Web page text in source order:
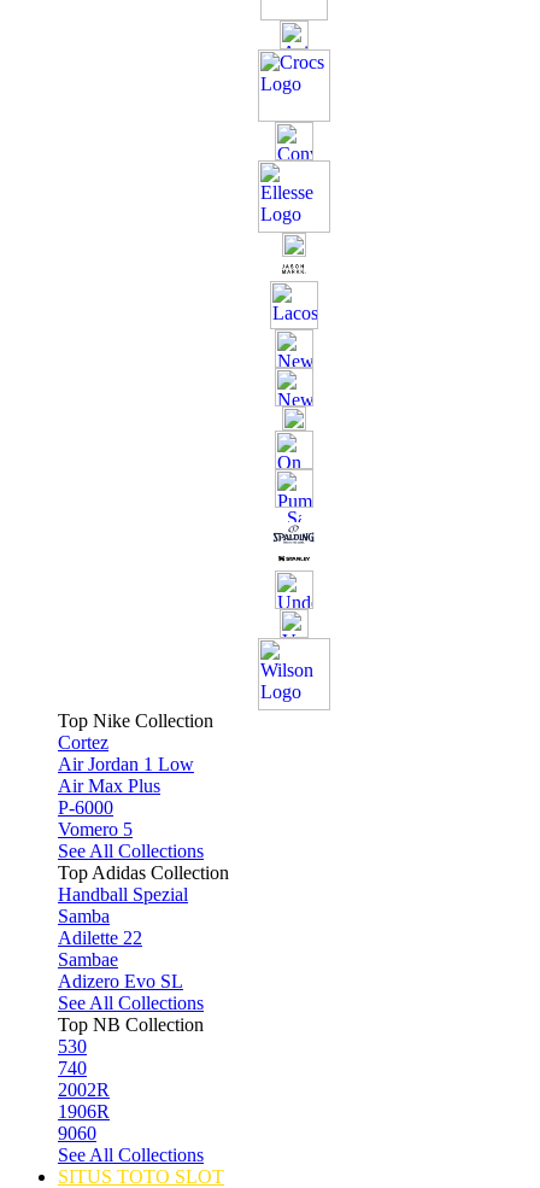
Top Nike Collection
Cortez
Air Jordan 1 Low
Air Max Plus
P-6000
Vomero 5
See All Collections
Top Adidas Collection
Handball Spezial
Samba
Adilette 22
Sambae
Adizero Evo SL
See All Collections
Top NB Collection
530
740
2002R
1906R
9060
See All Collections
SITUS TOTO SLOT